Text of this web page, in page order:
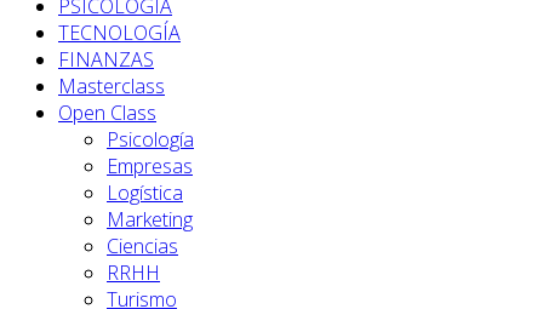
PSICOLOGÍA
TECNOLOGÍA
FINANZAS
Masterclass
Open Class
Psicología
Empresas
Logística
Marketing
Ciencias
RRHH
Turismo